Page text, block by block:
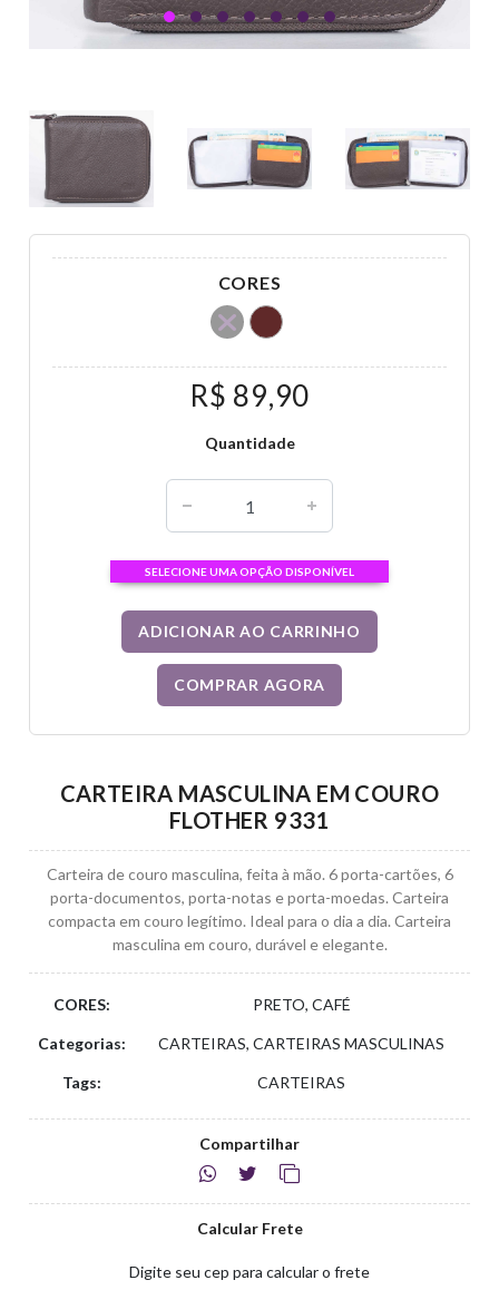
CORES
R$ 89,90
Quantidade
SELECIONE UMA OPÇÃO DISPONÍVEL
ADICIONAR AO CARRINHO
COMPRAR AGORA
CARTEIRA MASCULINA EM COURO
FLOTHER 9331
Carteira de couro masculina, feita à mão. 6 porta-cartões, 6
porta-documentos, porta-notas e porta-moedas. Carteira
compacta em couro legítimo. Ideal para o dia a dia. Carteira
masculina em couro, durável e elegante.
CORES: PRETO, CAFÉ
Categorias: CARTEIRAS, CARTEIRAS MASCULINAS
Tags: CARTEIRAS
Compartilhar
Calcular Frete
Digite seu cep para calcular o frete